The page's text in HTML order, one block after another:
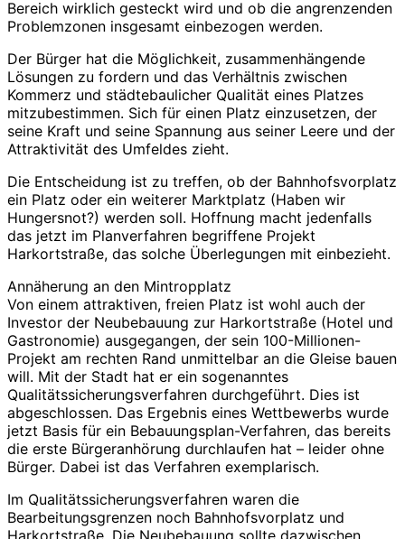
Bereich wirklich gesteckt wird und ob die angrenzenden
Problemzonen insgesamt einbezogen werden.
Der Bürger hat die Möglichkeit, zusammenhängende
Lösungen zu fordern und das Verhältnis zwischen
Kommerz und städtebaulicher Qualität eines Platzes
mitzubestimmen. Sich für einen Platz einzusetzen, der
seine Kraft und seine Spannung aus seiner Leere und der
Attraktivität des Umfeldes zieht.
Die Entscheidung ist zu treffen, ob der Bahnhofsvorplatz
ein Platz oder ein weiterer Marktplatz (Haben wir
Hungersnot?) werden soll. Hoffnung macht jedenfalls
das jetzt im Planverfahren begriffene Projekt
Harkortstraße, das solche Überlegungen mit einbezieht.
Annäherung an den Mintropplatz
Von einem attraktiven, freien Platz ist wohl auch der
Investor der Neubebauung zur Harkortstraße (Hotel und
Gastronomie) ausgegangen, der sein 100-Millionen-
Projekt am rechten Rand unmittelbar an die Gleise bauen
will. Mit der Stadt hat er ein sogenanntes
Qualitätssicherungsverfahren durchgeführt. Dies ist
abgeschlossen. Das Ergebnis eines Wettbewerbs wurde
jetzt Basis für ein Bebauungsplan-Verfahren, das bereits
die erste Bürgeranhörung durchlaufen hat – leider ohne
Bürger. Dabei ist das Verfahren exemplarisch.
Im Qualitätssicherungsverfahren waren die
Bearbeitungsgrenzen noch Bahnhofsvorplatz und
Harkortstraße. Die Neubebauung sollte dazwischen